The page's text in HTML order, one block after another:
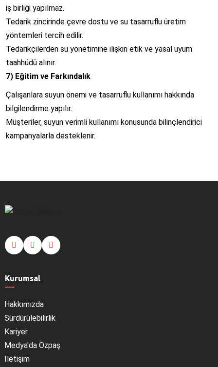
iş birliği yapılmaz.
Tedarik zincirinde çevre dostu ve su tasarruflu üretim
yöntemleri tercih edilir.
Tedarikçilerden su yönetimine ilişkin etik ve yasal uyum
taahhüdü alınır.
7) Eğitim ve Farkındalık
Çalışanlara suyun önemi ve tasarruflu kullanımı hakkında
bilgilendirme yapılır.
Müşteriler, suyun verimli kullanımı konusunda bilinçlendirici
kampanyalarla desteklenir.
Kurumsal
Hakkımızda
Sürdürülebilirlik
Kariyer
Medya'da Özpaş
İletişim